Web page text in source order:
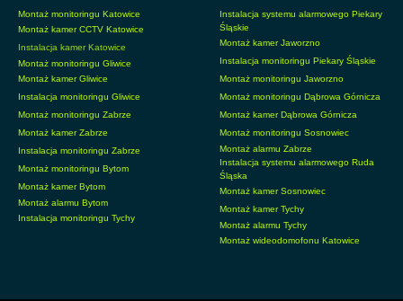
Montaż monitoringu Katowice
Montaż kamer CCTV Katowice
Instalacja kamer Katowice
Montaż monitoringu Gliwice
Montaż kamer Gliwice
Instalacja monitoringu Gliwice
Montaż monitoringu Zabrze
Montaż kamer Zabrze
Instalacja monitoringu Zabrze
Montaż monitoringu Bytom
Montaż kamer Bytom
Montaż alarmu Bytom
Instalacja monitoringu Tychy
Instalacja systemu alarmowego Piekary
Śląskie
Montaż kamer Jaworzno
Instalacja monitoringu Piekary Śląskie
Montaż monitoringu Jaworzno
Montaż monitoringu Dąbrowa Górnicza
Montaż kamer Dąbrowa Górnicza
Montaż monitoringu Sosnowiec
Montaż alarmu Zabrze
Instalacja systemu alarmowego Ruda
Śląska
Montaż kamer Sosnowiec
Montaż kamer Tychy
Montaż alarmu Tychy
Montaż wideodomofonu Katowice